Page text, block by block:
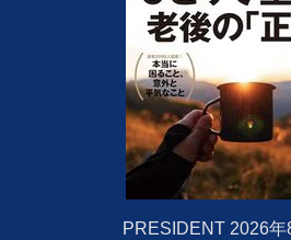
PRESIDENT 2026